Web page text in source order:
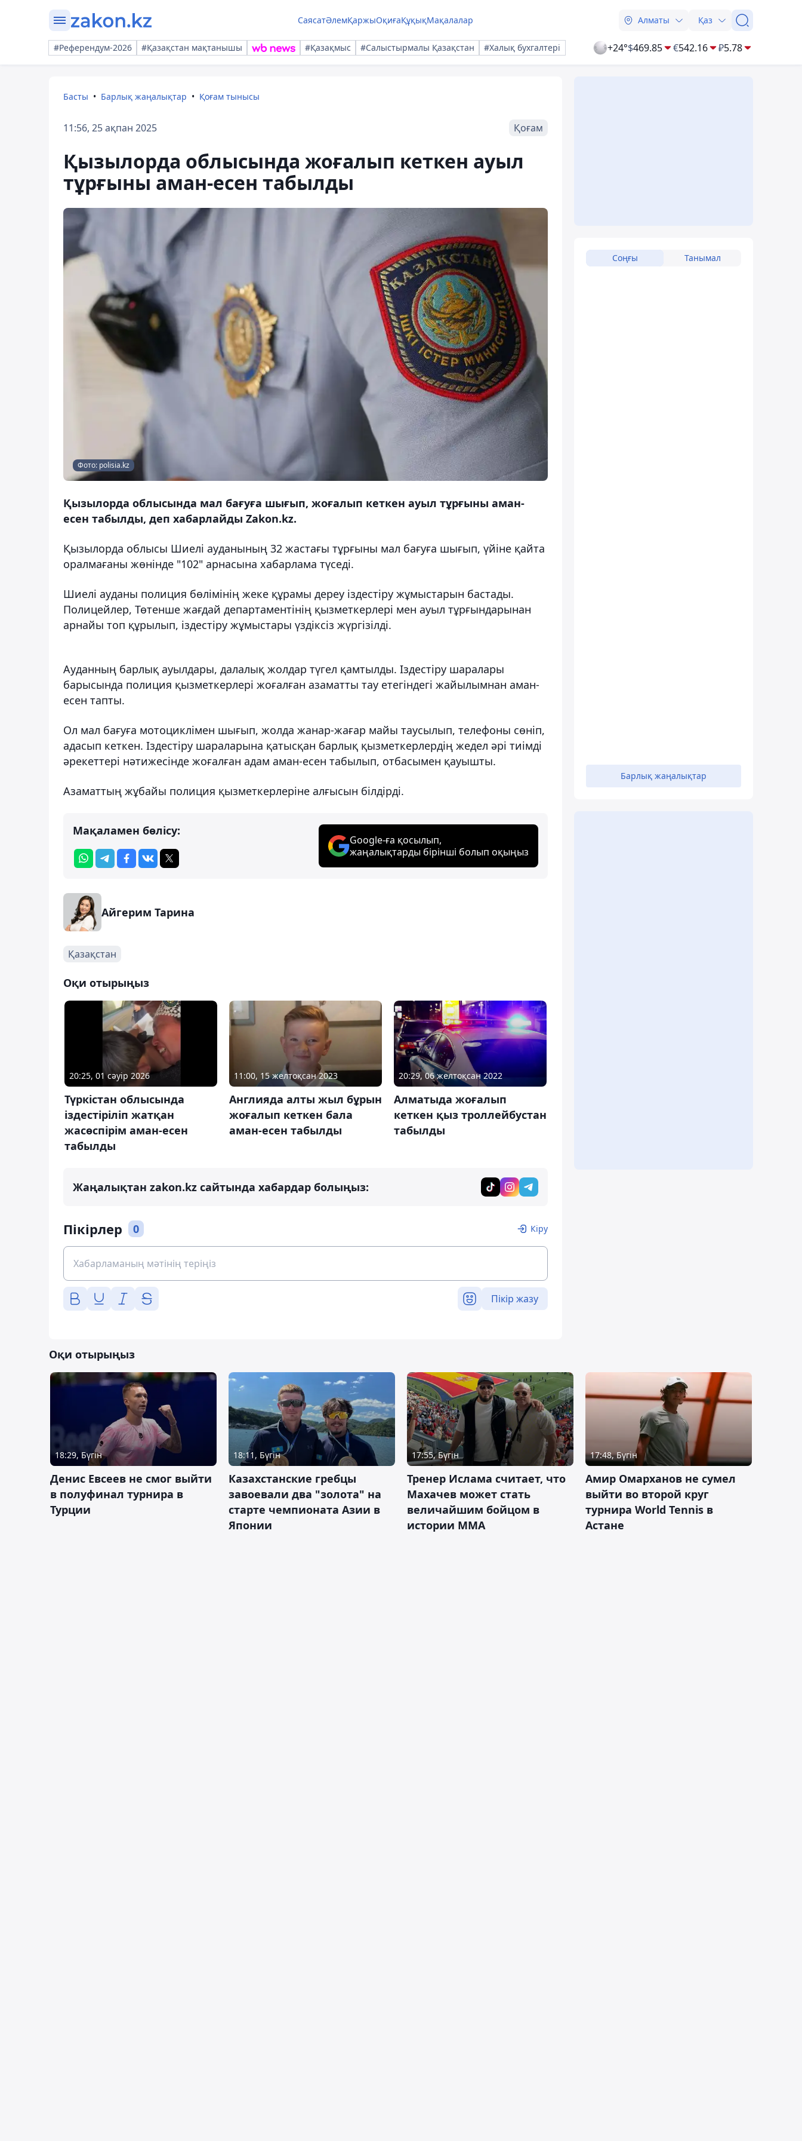
СаясатӘлемҚаржыОқиғаҚұқықМақалалар Алматы Қаз
#Референдум-2026 #Қазақстан мақтанышы #Қазақмыс #Салыстырмалы Қазақстан #Халық бухгалтері +24°$469.85 €542.16 ₽5.78
Басты Барлық жаңалықтар Қоғам тынысы
11:56, 25 ақпан 2025 Қоғам
Қызылорда облысында жоғалып кеткен ауыл
тұрғыны аман-есен табылды
Фото: polisia.kz
Қызылорда облысында мал бағуға шығып, жоғалып кеткен ауыл тұрғыны аман-
есен табылды, деп хабарлайды Zakon.kz.
Қызылорда облысы Шиелі ауданының 32 жастағы тұрғыны мал бағуға шығып, үйіне қайта
оралмағаны жөнінде "102" арнасына хабарлама түседі.
Шиелі ауданы полиция бөлімінің жеке құрамы дереу іздестіру жұмыстарын бастады.
Полицейлер, Төтенше жағдай департаментінің қызметкерлері мен ауыл тұрғындарынан
арнайы топ құрылып, іздестіру жұмыстары үздіксіз жүргізілді.
Ауданның барлық ауылдары, далалық жолдар түгел қамтылды. Іздестіру шаралары
барысында полиция қызметкерлері жоғалған азаматты тау етегіндегі жайылымнан аман-
есен тапты.
Ол мал бағуға мотоциклімен шығып, жолда жанар-жағар майы таусылып, телефоны сөніп,
адасып кеткен. Іздестіру шараларына қатысқан барлық қызметкерлердің жедел әрі тиімді
әрекеттері нәтижесінде жоғалған адам аман-есен табылып, отбасымен қауышты.
Азаматтың жұбайы полиция қызметкерлеріне алғысын білдірді.
Мақаламен бөлісу:
Google-ға қосылып,
жаңалықтарды бірінші болып оқыңыз
Айгерим Тарина
Қазақстан
Оқи отырыңыз
20:25, 01 сәуір 2026
Түркістан облысында
іздестіріліп жатқан
жасөспірім аман-есен
табылды
11:00, 15 желтоқсан 2023
Англияда алты жыл бұрын
жоғалып кеткен бала
аман-есен табылды
20:29, 06 желтоқсан 2022
Алматыда жоғалып
кеткен қыз троллейбустан
табылды
Жаңалықтан zakon.kz сайтында хабардар болыңыз:
Пікірлер 0 Кіру
Пікір жазу
Соңғы Танымал
Барлық жаңалықтар
Оқи отырыңыз
18:29, Бүгін
Денис Евсеев не смог выйти
в полуфинал турнира в
Турции
18:11, Бүгін
Казахстанские гребцы
завоевали два "золота" на
старте чемпионата Азии в
Японии
17:55, Бүгін
Тренер Ислама считает, что
Махачев может стать
величайшим бойцом в
истории ММА
17:48, Бүгін
Амир Омарханов не сумел
выйти во второй круг
турнира World Tennis в
Астане